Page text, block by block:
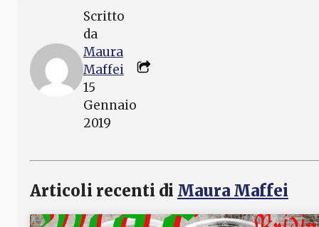
Scritto
da
Maura
Maffei
15
Gennaio
2019
Articoli recenti di Maura Maffei